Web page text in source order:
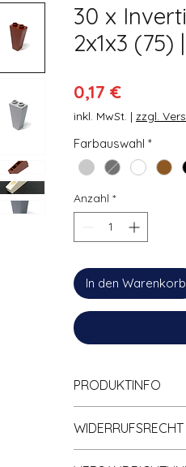
30 x
2x1x3 (75)
0,17 €Preis
inkl. MwSt. | zzgl.
Farbauswahl *
Anzahl *
In den Warenkorb
PRODUKTINFO
Hohe Qualität;
WIDERRUFSRECHT